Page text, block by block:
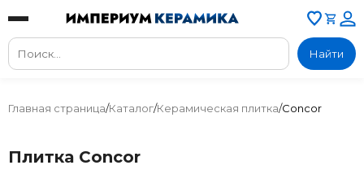
Найти
Главная страница/Каталог/Керамическая плитка/Concor
Плитка Concor